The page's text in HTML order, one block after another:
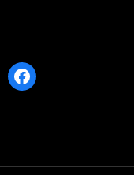
Facebook